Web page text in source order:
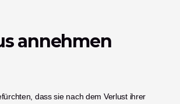
annehmen
dass sie nach dem Verlust ihrer